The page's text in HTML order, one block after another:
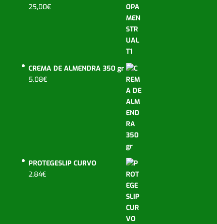
25,00€
CREMA DE ALMENDRA 350 gr
5,08€
PROTEGESLIP CURVO
2,84€